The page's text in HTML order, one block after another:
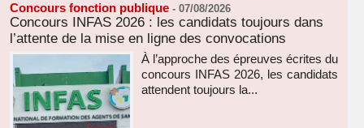
Concours fonction publique - 07/08/2026
Concours INFAS 2026 : les candidats toujours dans
l’attente de la mise en ligne des convocations
À l’approche des épreuves écrites du
concours INFAS 2026, les candidats
attendent toujours la...